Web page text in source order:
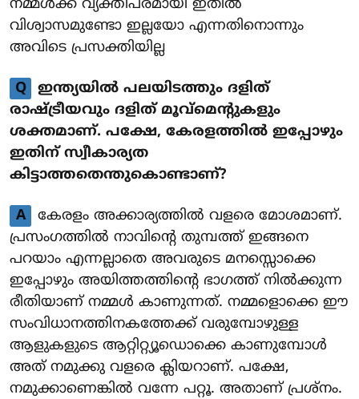
നമ്മൾക്ക് വ്യക്തിപരമായി ഇതിൽ
വിശ്വാസമുണ്ടോ ഇല്ലയോ എന്നതിനൊന്നും
അവിടെ പ്രസക്തിയില്ല
Q
ഇന്ത്യയിൽ പലയിടത്തും ദളിത്
രാഷ്ട്രീയവും ദളിത് മൂവ്‌മെന്റുകളും
ശക്തമാണ്. പക്ഷേ, കേരളത്തിൽ ഇപ്പോഴും
ഇതിന് സ്വീകാര്യത
കിട്ടാത്തതെന്തുകൊണ്ടാണ്?
A
കേരളം അക്കാര്യത്തിൽ വളരെ മോശമാണ്.
പ്രസംഗത്തിൽ നാവിന്റെ തുമ്പത്ത് ഇങ്ങനെ
പറയാം എന്നല്ലാതെ അവരുടെ മനസ്സൊക്കെ
ഇപ്പോഴും അയിത്തത്തിന്റെ ഭാഗത്ത് നിൽക്കുന്ന
രീതിയാണ് നമ്മൾ കാണുന്നത്. നമ്മളൊക്കെ ഈ
സംവിധാനത്തിനകത്തേക്ക് വരുമ്പോഴുള്ള
ആളുകളുടെ ആറ്റിറ്റ്യൂഡൊക്കെ കാണുമ്പോൾ
അത് നമുക്കു വളരെ ക്ലിയറാണ്. പക്ഷേ,
നമുക്കാണെങ്കിൽ വന്നേ പറ്റൂ. അതാണ് പ്രശ്നം.